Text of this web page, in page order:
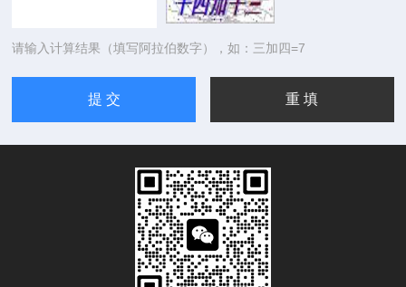
请输入计算结果（填写阿拉伯数字），如：三加四=7